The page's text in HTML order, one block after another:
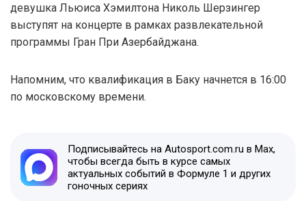
девушка Льюиса Хэмилтона Николь Шерзингер
выступят на концерте в рамках развлекательной
программы Гран При Азербайджана.
Напомним, что квалификация в Баку начнется в 16:00
по московскому времени.
Подписывайтесь на Autosport.com.ru в Max,
чтобы всегда быть в курсе самых
актуальных событий в Формуле 1 и других
гоночных сериях